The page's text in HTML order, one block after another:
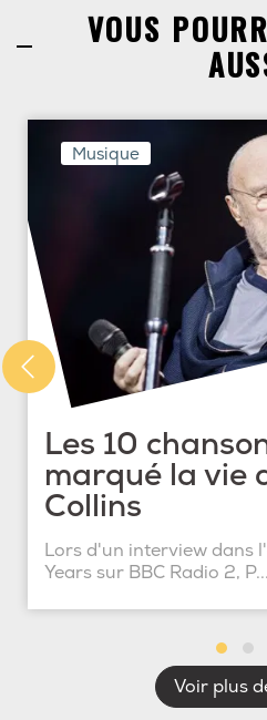
VOUS
Musique
Les 10
marqué la vie
Collins
Lors d'un interview dans
Years sur BBC Radio 2, P...
Voir plus